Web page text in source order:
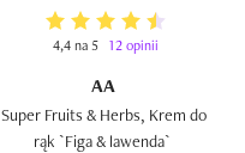
4,4 na 5 12 opinii
AA
Super Fruits & Herbs, Krem do